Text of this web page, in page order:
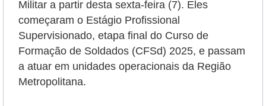
Militar a partir desta sexta-feira (7). Eles
começaram o Estágio Profissional
Supervisionado, etapa final do Curso de
Formação de Soldados (CFSd) 2025, e passam
a atuar em unidades operacionais da Região
Metropolitana.